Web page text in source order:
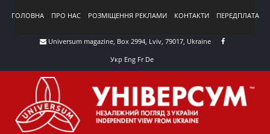
ГОЛОВНА ПРО НАС РОЗМІЩЕННЯ РЕКЛАМИ КОНТАКТИ ПЕРЕДПЛАТА
Universum magazine, Box 2994, Lviv, 79017, Ukraine
Укр Eng FrDe